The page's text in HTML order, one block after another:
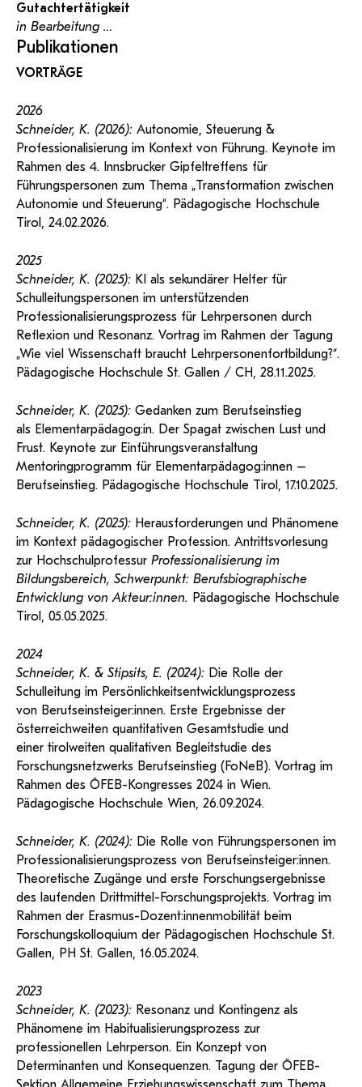
Gutachtertätigkeit
in Bearbeitung …
Publikationen
VORTRÄGE
2026
Schneider, K. (2026): Autonomie, Steuerung &
Professionalisierung im Kontext von Führung. Keynote im
Rahmen des 4. Innsbrucker Gipfeltreffens für
Führungspersonen zum Thema „Transformation zwischen
Autonomie und Steuerung“. Pädagogische Hochschule
Tirol, 24.02.2026.
2025
Schneider, K. (2025): KI als sekundärer Helfer für
Schulleitungspersonen im unterstützenden
Professionalisierungsprozess für Lehrpersonen durch
Reflexion und Resonanz. Vortrag im Rahmen der Tagung
„Wie viel Wissenschaft braucht Lehrpersonenfortbildung?“.
Pädagogische Hochschule St. Gallen / CH, 28.11.2025.
Schneider, K. (2025): Gedanken zum Berufseinstieg
als Elementarpädagog:in. Der Spagat zwischen Lust und
Frust. Keynote zur Einführungsveranstaltung
Mentoringprogramm für Elementarpädagog:innen –
Berufseinstieg. Pädagogische Hochschule Tirol, 17.10.2025.
Schneider, K. (2025): Herausforderungen und Phänomene
im Kontext pädagogischer Profession. Antrittsvorlesung
zur Hochschulprofessur Professionalisierung im
Bildungsbereich, Schwerpunkt: Berufsbiographische
Entwicklung von Akteur:innen. Pädagogische Hochschule
Tirol, 05.05.2025.
2024
Schneider, K. & Stipsits, E. (2024): Die Rolle der
Schulleitung im Persönlichkeitsentwicklungsprozess
von Berufseinsteiger:innen. Erste Ergebnisse der
österreichweiten quantitativen Gesamtstudie und
einer tirolweiten qualitativen Begleitstudie des
Forschungsnetzwerks Berufseinstieg (FoNeB). Vortrag im
Rahmen des ÖFEB-Kongresses 2024 in Wien.
Pädagogische Hochschule Wien, 26.09.2024.
Schneider, K. (2024): Die Rolle von Führungspersonen im
Professionalisierungsprozess von Berufseinsteiger:innen.
Theoretische Zugänge und erste Forschungsergebnisse
des laufenden Drittmittel-Forschungsprojekts. Vortrag im
Rahmen der Erasmus-Dozent:innenmobilität beim
Forschungskolloquium der Pädagogischen Hochschule St.
Gallen, PH St. Gallen, 16.05.2024.
2023
Schneider, K. (2023): Resonanz und Kontingenz als
Phänomene im Habitualisierungsprozess zur
professionellen Lehrperson. Ein Konzept von
Determinanten und Konsequenzen. Tagung der ÖFEB-